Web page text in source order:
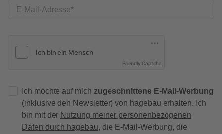
E-Mail-Adresse
Friendly Captcha
Ich möchte auf mich zugeschnittene E-Mail-Werbung
(inklusive den Newsletter) von hagebau erhalten. Ich
bin mit der Nutzung meiner personenbezogenen
Daten durch hagebau, die E-Mail-Werbung, die